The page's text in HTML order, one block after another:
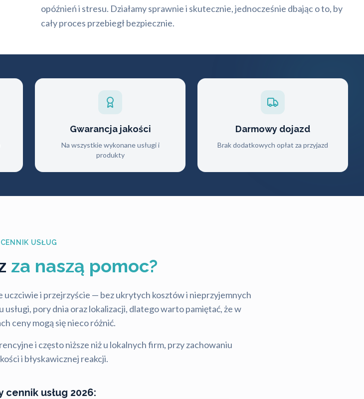
opóźnień i stresu. Działamy sprawnie i skutecznie, jednocześnie dbając o to, by
cały proces przebiegł bezpiecznie.
Gwarancja jakości
Na wszystkie wykonane usługi i
produkty
Darmowy dojazd
Brak dodatkowych opłat za przyjazd
CENNIK USŁUG
za naszą pomoc?
uczciwie i przejrzyście — bez ukrytych kosztów i nieprzyjemnych
pory dnia oraz lokalizacji, dlatego warto pamiętać, że w
ceny mogą się nieco różnić.
i często niższe niż u lokalnych firm, przy zachowaniu
i błyskawicznej reakcji.
cennik usług 2026: